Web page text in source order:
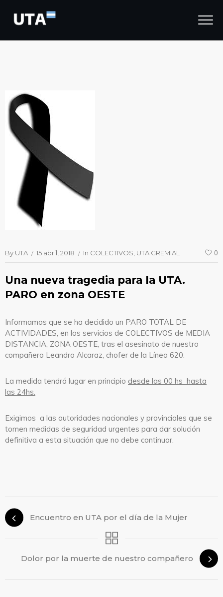
By UTA 15 abril, 2018 In COLECTIVOS UTA GREMIAL 0
Una nueva tragedia para la UTA.
PARO en zona OESTE
Informamos que se ha decidido un PARO TOTAL DE
ACTIVIDADES, en los servicios de COLECTIVOS de MEDIA
DISTANCIA, ZONA OESTE, tras el asesinato de nuestro
compañero Leandro Alcaraz, chofer de la Línea 620.
La medida tendrá lugar en principio desde las 00 hs hasta
las 24hs.
Exigimos a las autoridades nacionales y provinciales que se
tomen medidas de seguridad urgentes para dar solución
definitiva a esta situación que no debe continuar.
Encuentro en UTA por el día de la Mujer
Dolor por la muerte de nuestro compañero